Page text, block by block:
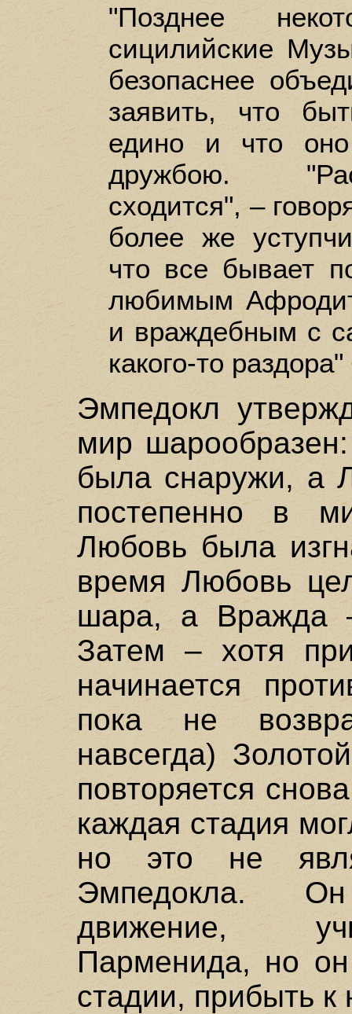
"Позднее
сицилийские
безопаснее
заявить, что
едино и что
дружбою.
сходится", –
более же
что все бывает
любимым
и враждебным с
какого-то раздора"
Эмпедокл
мир
была снаружи, а
постепенно в
Любовь была
время Любовь
шара, а Вражда
Затем – хотя
начинается
пока не
навсегда)
повторяется
каждая стадия
но это не
Эмпедокла.
движение,
Парменида, но
стадии, прибыть